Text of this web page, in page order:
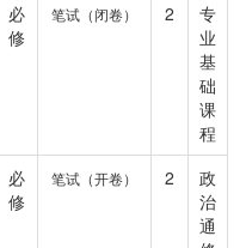
必
修
笔试（闭卷） 2
专
业
基
础
课
程
必
修
笔试（开卷） 2
政
治
通